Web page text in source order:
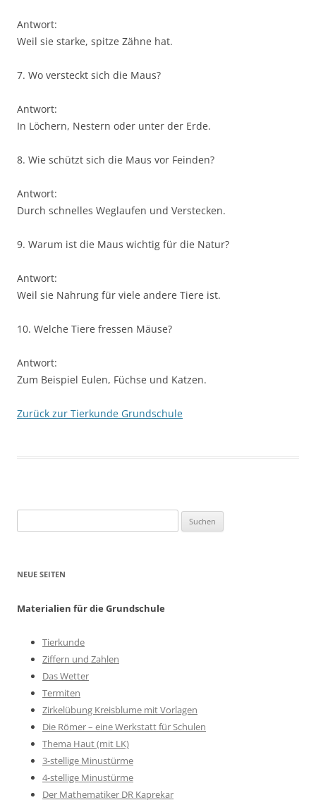
Antwort:
Weil sie starke, spitze Zähne hat.
7. Wo versteckt sich die Maus?
Antwort:
In Löchern, Nestern oder unter der Erde.
8. Wie schützt sich die Maus vor Feinden?
Antwort:
Durch schnelles Weglaufen und Verstecken.
9. Warum ist die Maus wichtig für die Natur?
Antwort:
Weil sie Nahrung für viele andere Tiere ist.
10. Welche Tiere fressen Mäuse?
Antwort:
Zum Beispiel Eulen, Füchse und Katzen.
Zurück zur Tierkunde Grundschule
nach:
NEUE SEITEN
Materialien für die Grundschule
Tierkunde
Ziffern und Zahlen
Das Wetter
Termiten
Zirkelübung Kreisblume mit Vorlagen
Die Römer – eine Werkstatt für Schulen
Thema Haut (mit LK)
3-stellige Minustürme
4-stellige Minustürme
Der Mathematiker DR Kaprekar